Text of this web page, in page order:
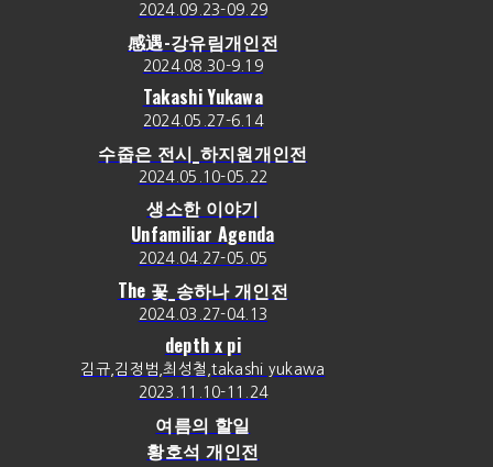
2024.09.23-09.29
感遇-강유림개인전
2024.08.30-9.19
Takashi Yukawa
2024.05.27-6.14
수줍은 전시_하지원개인전
2024.05.10-05.22
생소한 이야기
Unfamiliar Agenda
2024.04.27-05.05
The 꽃_송하나 개인전
2024.03.27-04.13
depth x pi
김규,김정범,최성철,takashi yukawa
2023.11.10-11.24
여름의 할일
황호석 개인전